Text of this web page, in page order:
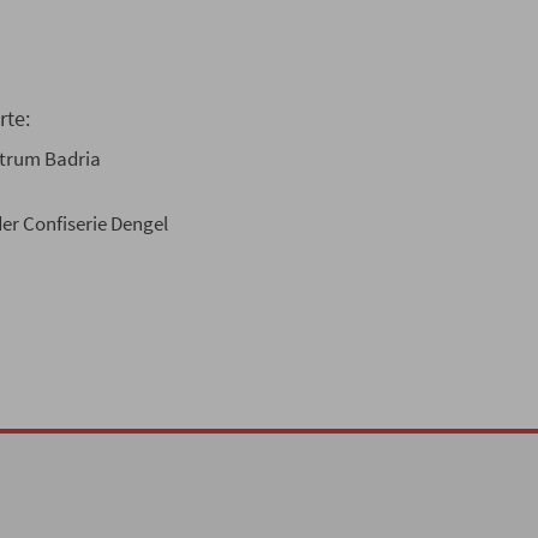
Badria
Confiserie Dengel